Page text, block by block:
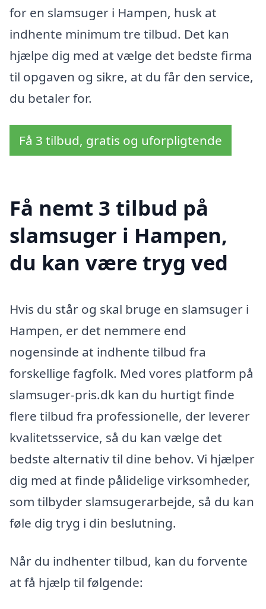
for en slamsuger i Hampen, husk at
indhente minimum tre tilbud. Det kan
hjælpe dig med at vælge det bedste firma
til opgaven og sikre, at du får den service,
du betaler for.
Få 3 tilbud, gratis og uforpligtende
Få nemt 3 tilbud på
slamsuger i Hampen,
du kan være tryg ved
Hvis du står og skal bruge en slamsuger i
Hampen, er det nemmere end
nogensinde at indhente tilbud fra
forskellige fagfolk. Med vores platform på
slamsuger-pris.dk kan du hurtigt finde
flere tilbud fra professionelle, der leverer
kvalitetsservice, så du kan vælge det
bedste alternativ til dine behov. Vi hjælper
dig med at finde pålidelige virksomheder,
som tilbyder slamsugerarbejde, så du kan
føle dig tryg i din beslutning.
Når du indhenter tilbud, kan du forvente
at få hjælp til følgende: